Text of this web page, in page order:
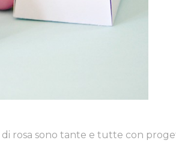
rosa sono tante e tutte con